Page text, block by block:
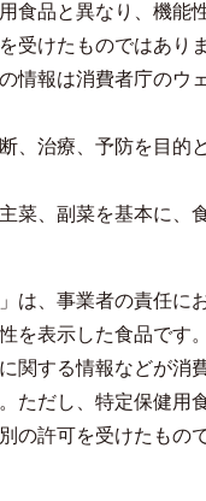
食品と異なり、機能
受けたものではあり
情報は消費者庁のウ
、治療、予防を目的
菜、副菜を基本に、
は、事業者の責任に
を表示した食品です
関する情報などが消
ただし、特定保健用
の許可を受けたもの